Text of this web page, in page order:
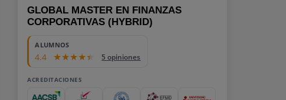
GLOBAL MASTER EN FINANZAS
CORPORATIVAS (HYBRID)
13500
ALUMNOS
4.4 5 opiniones
ACREDITACIONES